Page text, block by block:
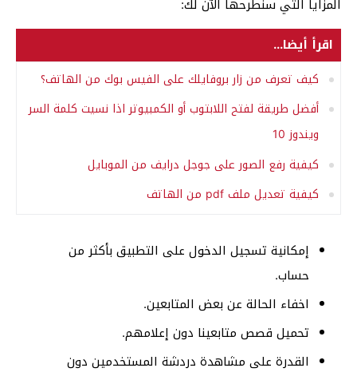
المزايا التي سنطرحها الآن لك:
اقرأ أيضا...
كيف تعرف من زار بروفايلك على الفيس بوك من الهاتف؟
أفضل طريقة لفتح اللابتوب أو الكمبيوتر اذا نسيت كلمة السر
ويندوز 10
كيفية رفع الصور على جوجل درايف من الموبايل
كيفية تعديل ملف pdf من الهاتف
إمكانية تسجيل الدخول على التطبيق بأكثر من
حساب.
اخفاء الحالة عن بعض المتابعين.
تحميل قصص متابعينا دون إعلامهم.
القدرة على مشاهدة دردشة المستخدمين دون